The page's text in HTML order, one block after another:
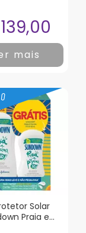
mais
Solar
Praia e